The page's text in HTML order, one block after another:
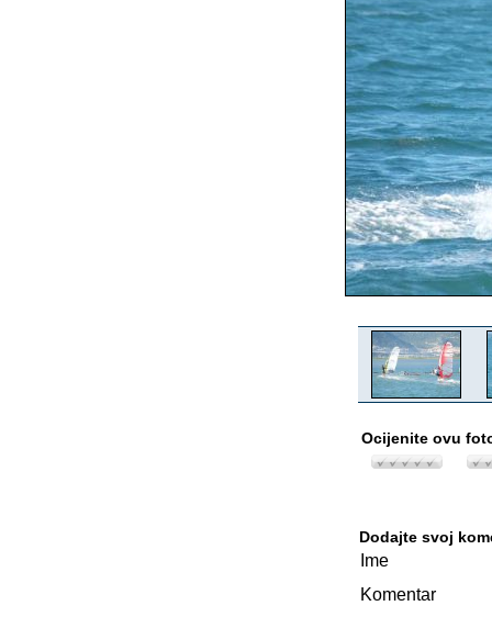
Ocijenite ovu
Dodajte svoj
Ime
Komentar